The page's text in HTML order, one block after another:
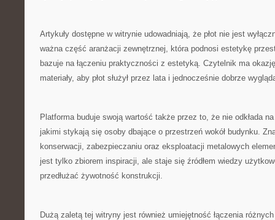
Artykuły dostępne w witrynie udowadniają, że płot nie jest
ważna część aranżacji zewnętrznej, która podnosi estetykę
bazuje na łączeniu praktyczności z estetyką. Czytelnik ma
materiały, aby płot służył przez lata i jednocześnie dobrze
Platforma buduje swoją wartość także przez to, że nie odkłada
jakimi stykają się osoby dbające o przestrzeń wokół budynku.
konserwacji, zabezpieczaniu oraz eksploatacji metalowych
jest tylko zbiorem inspiracji, ale staje się źródłem wiedzy
przedłużać żywotność konstrukcji.
Dużą zaletą tej witryny jest również umiejętność łączenia